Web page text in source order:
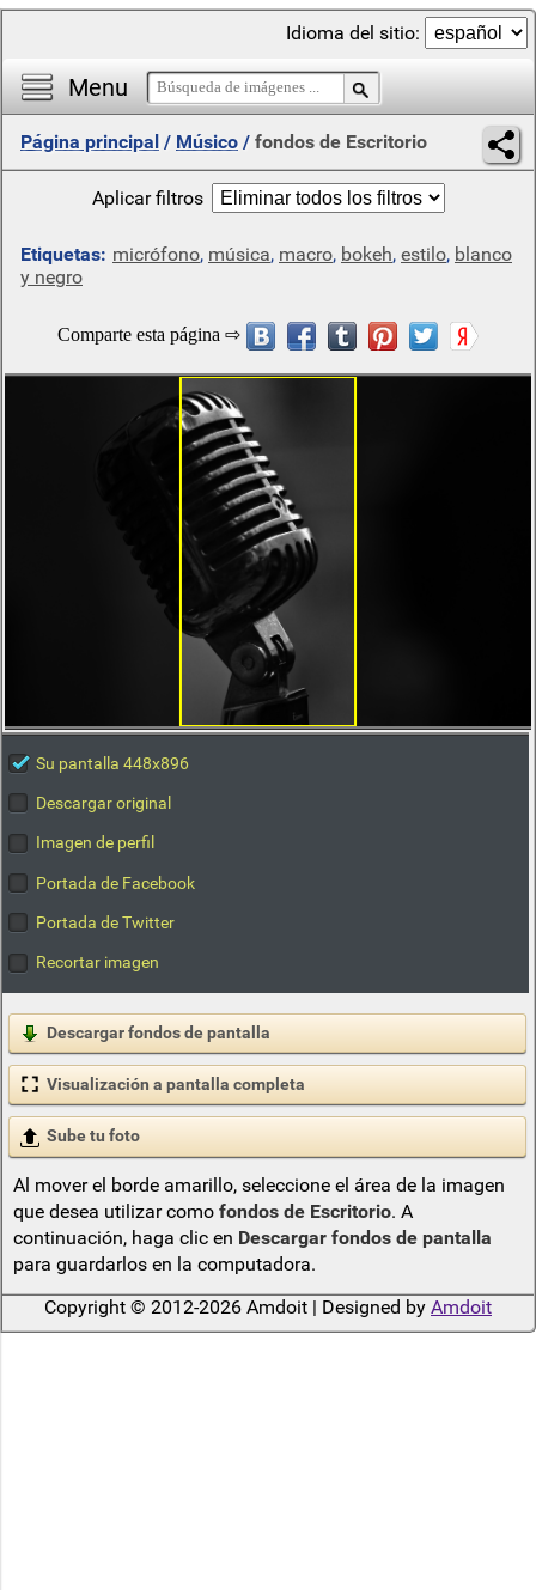
Menu
Idioma del sitio:
Página principal / Músico / fondos de Escritorio
Aplicar filtros
Etiquetas: micrófono, música, macro, bokeh, estilo, blanco
y negro
Su pantalla 448x896
Descargar original
Imagen de perfil
Portada de Facebook
Portada de Twitter
Recortar imagen
Descargar fondos de pantalla
Visualización a pantalla completa
Sube tu foto
Al mover el borde amarillo, seleccione el área de la imagen
que desea utilizar como fondos de Escritorio. A
continuación, haga clic en Descargar fondos de pantalla
para guardarlos en la computadora.
Copyright © 2012-2026 Amdoit | Designed by Amdoit